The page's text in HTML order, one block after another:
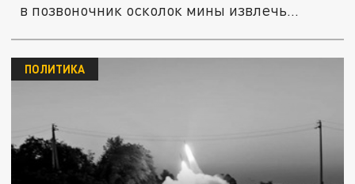
в позвоночник осколок мины извлечь...
ПОЛИТИКА